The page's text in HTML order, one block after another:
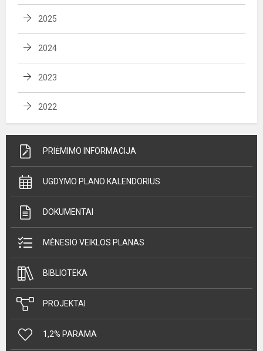
2025
2024
2023
2022
PRIĖMIMO INFORMACIJA
UGDYMO PLANO KALENDORIUS
DOKUMENTAI
MĖNESIO VEIKLOS PLANAS
BIBLIOTEKA
PROJEKTAI
1,2% PARAMA